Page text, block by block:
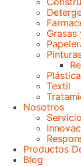
Plástica
Textil
Nosotros
Productos
Blog